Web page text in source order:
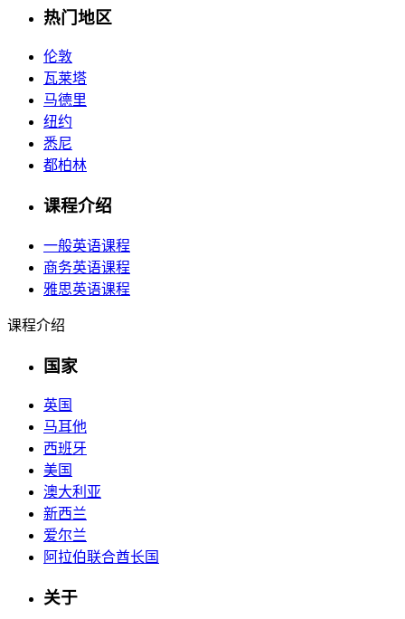
热门地区
伦敦
瓦莱塔
马德里
纽约
悉尼
都柏林
课程介绍
一般英语课程
商务英语课程
雅思英语课程
课程介绍
国家
英国
马耳他
西班牙
美国
澳大利亚
新西兰
爱尔兰
阿拉伯联合酋长国
关于